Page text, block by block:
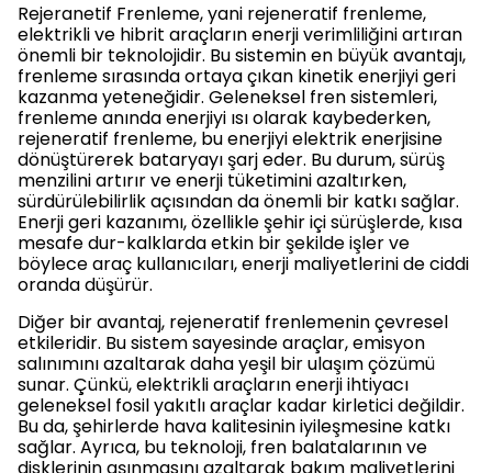
Rejeranetif Frenleme, yani rejeneratif frenleme,
elektrikli ve hibrit araçların enerji verimliliğini artıran
önemli bir teknolojidir. Bu sistemin en büyük avantajı,
frenleme sırasında ortaya çıkan kinetik enerjiyi geri
kazanma yeteneğidir. Geleneksel fren sistemleri,
frenleme anında enerjiyi ısı olarak kaybederken,
rejeneratif frenleme, bu enerjiyi elektrik enerjisine
dönüştürerek bataryayı şarj eder. Bu durum, sürüş
menzilini artırır ve enerji tüketimini azaltırken,
sürdürülebilirlik açısından da önemli bir katkı sağlar.
Enerji geri kazanımı, özellikle şehir içi sürüşlerde, kısa
mesafe dur-kalklarda etkin bir şekilde işler ve
böylece araç kullanıcıları, enerji maliyetlerini de ciddi
oranda düşürür.
Diğer bir avantaj, rejeneratif frenlemenin çevresel
etkileridir. Bu sistem sayesinde araçlar, emisyon
salınımını azaltarak daha yeşil bir ulaşım çözümü
sunar. Çünkü, elektrikli araçların enerji ihtiyacı
geleneksel fosil yakıtlı araçlar kadar kirletici değildir.
Bu da, şehirlerde hava kalitesinin iyileşmesine katkı
sağlar. Ayrıca, bu teknoloji, fren balatalarının ve